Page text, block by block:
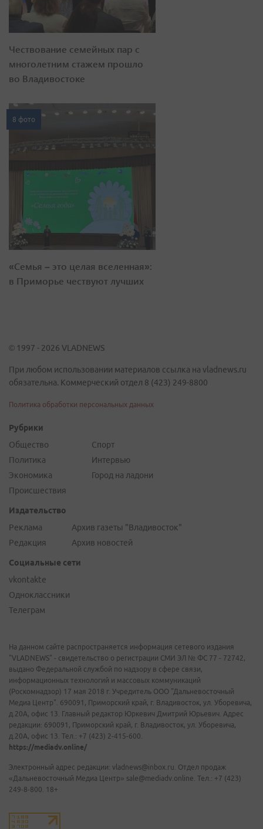
Чествование семейных пар с
многолетним стажем прошло
во Владивостоке
8 фото
«Семья – это целая вселенная»:
в Приморье чествуют лучших
© 1997 - 2026 VLADNEWS
При любом использовании материалов ссылка на vladnews.ru
обязательна. Коммерческий отдел 8 (423) 249-8800
Политика обработки персональных данных
Рубрики
Общество
Политика
Экономика
Происшествия
Спорт
Интервью
Город на ладони
Издательство
Реклама
Редакция
Архив газеты "Владивосток"
Архив новостей
Социальные сети
vkontakte
Одноклассники
Телеграм
На данном сайте распространяется информация сетевого издания
"VLADNEWS" - свидетельство о регистрации СМИ ЭЛ № ФС 77 - 72742,
выдано Федеральной службой по надзору в сфере связи,
информационных технологий и массовых коммуникаций
(Роскомнадзор) 17 мая 2018 г. Учредитель ООО "Дальневосточный
Медиа Центр". 690091, Приморский край, г. Владивосток, ул. Уборевича,
д.20А, офис 13. Главный редактор Юркевич Дмитрий Юрьевич. Адрес
редакции: 690091, Приморский край, г. Владивосток, ул. Уборевича,
д.20А, офис 13. Тел.: +7 (423) 2-415-600.
https://mediadv.online/
Электронный адрес редакции: vladnews@inbox.ru. Отдел продаж
«Дальневосточный Медиа Центр» sale@mediadv.online. Тел.: +7 (423)
249-8-800. 18+